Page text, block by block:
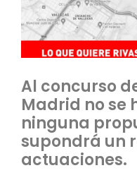
Al concurso
Madrid no se
ninguna
supondrá un
actuaciones.